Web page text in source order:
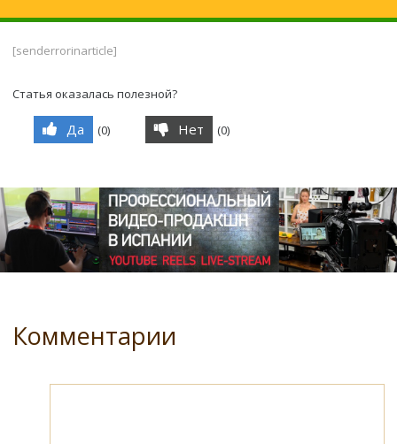
[senderrorinarticle]
Статья оказалась полезной?
Да (0) Нет (0)
Комментарии